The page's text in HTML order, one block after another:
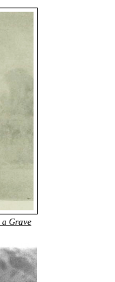
Grave